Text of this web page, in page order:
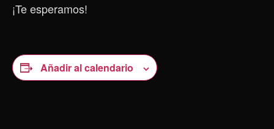
¡Te esperamos!
Añadir al calendario